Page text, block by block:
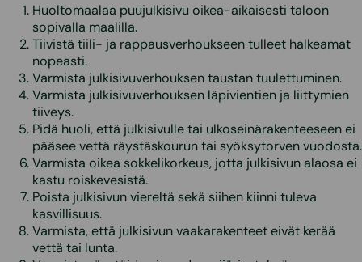
Huoltomaalaa puujulkisivu oikea-aikaisesti taloon
sopivalla maalilla.
Tiivistä tiili- ja rappausverhoukseen tulleet halkeamat
nopeasti.
Varmista julkisivuverhouksen taustan tuulettuminen.
Varmista julkisivuverhouksen läpivientien ja liittymien
tiiveys.
Pidä huoli, että julkisivulle tai ulkoseinärakenteeseen ei
pääsee vettä räystäskourun tai syöksytorven vuodosta.
Varmista oikea sokkelikorkeus, jotta julkisivun alaosa ei
kastu roiskevesistä.
Poista julkisivun viereltä sekä siihen kiinni tuleva
kasvillisuus.
Varmista, että julkisivun vaakarakenteet eivät kerää
vettä tai lunta.